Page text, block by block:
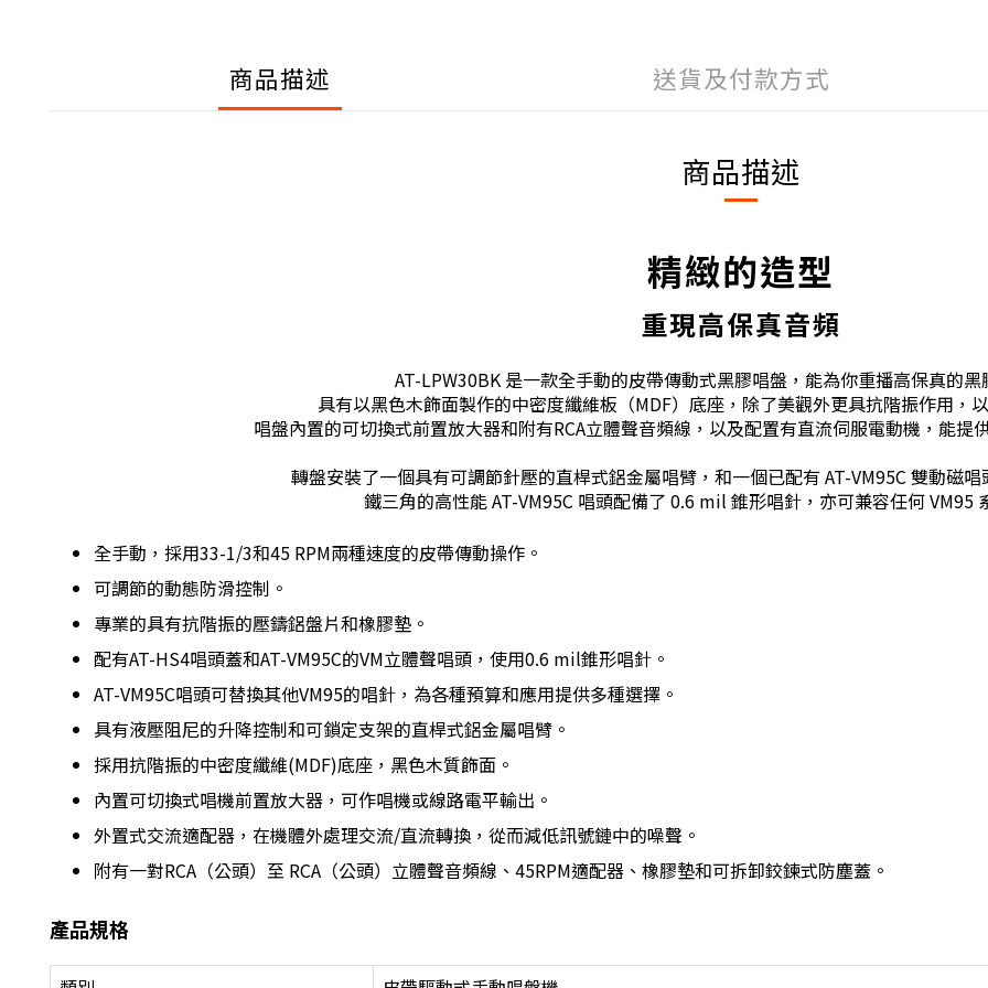
商品描述 送貨及付款方式
商品描述
精緻的造型
重現高保真音頻
AT-LPW30BK 是一款全手動的皮帶傳動式黑膠唱盤，能為你重播高保真的黑
具有以黑色木飾面製作的中密度纖維板（MDF）底座，除了美觀外更具抗階振作用，
唱盤內置的可切換式前置放大器和附有RCA立體聲音頻線，以及配置有直流伺服電動機，能提
轉盤安裝了一個具有可調節針壓的直桿式鋁金屬唱臂，和一個已配有 AT-VM95C 雙動磁唱
鐵三角的高性能 AT-VM95C 唱頭配備了 0.6 mil 錐形唱針，亦可兼容任何 VM95
全手動，採用33-1/3和45 RPM兩種速度的皮帶傳動操作。
可調節的動態防滑控制。
專業的具有抗階振的壓鑄鋁盤片和橡膠墊。
配有AT-HS4唱頭蓋和AT-VM95C的VM立體聲唱頭，使用0.6 mil錐形唱針。
AT-VM95C唱頭可替換其他VM95的唱針，為各種預算和應用提供多種選擇。
具有液壓阻尼的升降控制和可鎖定支架的直桿式鋁金屬唱臂。
採用抗階振的中密度纖維(MDF)底座，黑色木質飾面。
內置可切換式唱機前置放大器，可作唱機或線路電平輸出。
外置式交流適配器，在機體外處理交流/直流轉換，從而減低訊號鏈中的噪聲。
附有一對RCA（公頭）至 RCA（公頭）立體聲音頻線、45RPM適配器、橡膠墊和可拆卸鉸鍊式防塵蓋。
產品規格